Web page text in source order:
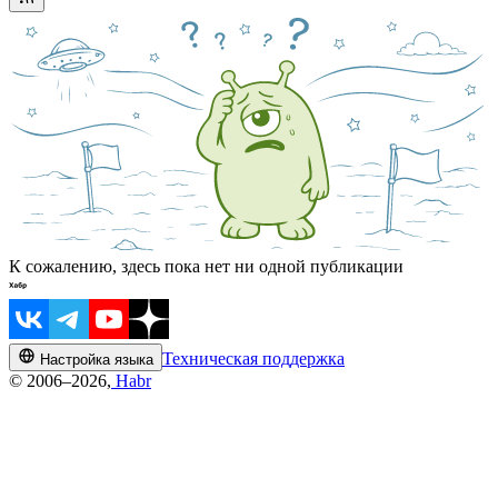
К сожалению, здесь пока нет ни одной публикации
Настройка языка Техническая поддержка
© 2006–2026, Habr